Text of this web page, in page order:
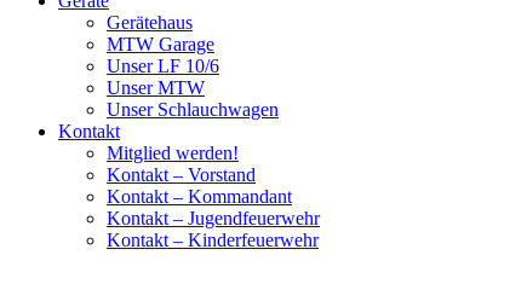
Gerätehaus
MTW Garage
Unser LF 10/6
Unser MTW
Unser Schlauchwagen
Kontakt
Mitglied werden!
Kontakt – Vorstand
Kontakt – Kommandant
Kontakt – Jugendfeuerwehr
Kontakt – Kinderfeuerwehr